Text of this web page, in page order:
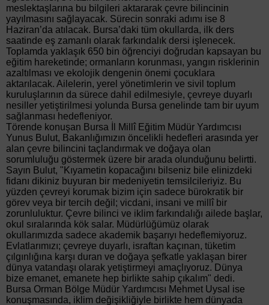
meslektaşlarına bu bilgileri aktararak çevre bilincinin
yayılmasını sağlayacak. Sürecin sonraki adımı ise 8
Haziran’da atılacak. Bursa’daki tüm okullarda, ilk ders
saatinde eş zamanlı olarak farkındalık dersi işlenecek.
Toplamda yaklaşık 650 bin öğrenciyi doğrudan kapsayan bu
eğitim hareketinde; ormanların korunması, yangın risklerinin
azaltılması ve ekolojik dengenin önemi çocuklara
aktarılacak. Ailelerin, yerel yönetimlerin ve sivil toplum
kuruluşlarının da sürece dahil edilmesiyle, çevreye duyarlı
nesiller yetiştirilmesi yolunda Bursa genelinde tam bir uyum
sağlanması hedefleniyor.
Törende konuşan Bursa İl Millî Eğitim Müdür Yardımcısı
Yunus Bulut, Bakanlığımızın öncelikli hedefleri arasında yer
alan çevre bilincini taçlandırmak ve doğaya olan
sorumluluğu göstermek üzere bir arada olunduğunu belirtti.
Sayın Bulut, "Kıyametin kopacağını bilseniz bile elinizdeki
fidanı dikiniz buyuran bir medeniyetin temsilcileriyiz. Bu
yüzden çevreyi korumak bizim için sadece bürokratik bir
görev veya bir tercih değil; vicdani, insani ve millî bir
zorunluluktur. Çevre bilinci ve iklim farkındalığı ailede başlar,
okul sıralarında kök salar. Müdürlüğümüz olarak
okullarımızda sadece akademik başarıyı hedeflemiyoruz.
Evlatlarımızı; çevreye duyarlı, israftan kaçınan, tüketim
çılgınlığına karşı duran ve doğaya şefkatle yaklaşan birer
dünya vatandaşı olarak yetiştirmeyi amaçlıyoruz. Dünya
bize emanet, emanete hep birlikte sahip çıkalım" dedi.
Bursa Orman Bölge Müdür Yardımcısı Mehmet Uysal ise
konuşmasında, iklim değişikliğiyle birlikte hem dünyada